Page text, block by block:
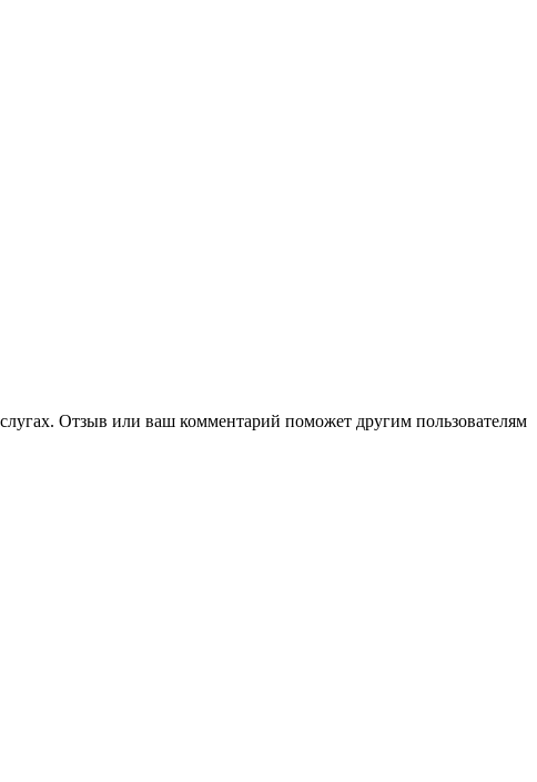
Отзыв или ваш комментарий поможет другим пользователям